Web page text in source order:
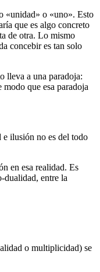
«unidad» o «uno». Esto
que es algo concreto
de otra. Lo mismo
concebir es tan solo
lleva a una paradoja:
que esa paradoja
e ilusión no es del todo
en esa realidad. Es
dualidad, entre la
o multiplicidad) se